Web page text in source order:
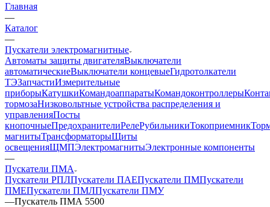
Главная
—
Каталог
—
Пускатели электромагнитные
Автоматы защиты двигателяВыключатели
автоматическиеВыключатели концевыеГидротолкатели
ТЭЗапчастиИзмерительные
приборыКатушкиКомандоаппаратыКомандоконтроллеры
тормозаНизковольтные устройства распределения и
управленияПосты
кнопочныеПредохранителиРелеРубильникиТокоприемник
магнитыТрансформаторыЩиты
освещенияЩМПЭлектромагнитыЭлектронные компоненты
—
Пускатели ПМА
Пускатели РПЛПускатели ПАЕПускатели ПМПускатели
ПМЕПускатели ПМЛПускатели ПМУ
—Пускатель ПМА 5500